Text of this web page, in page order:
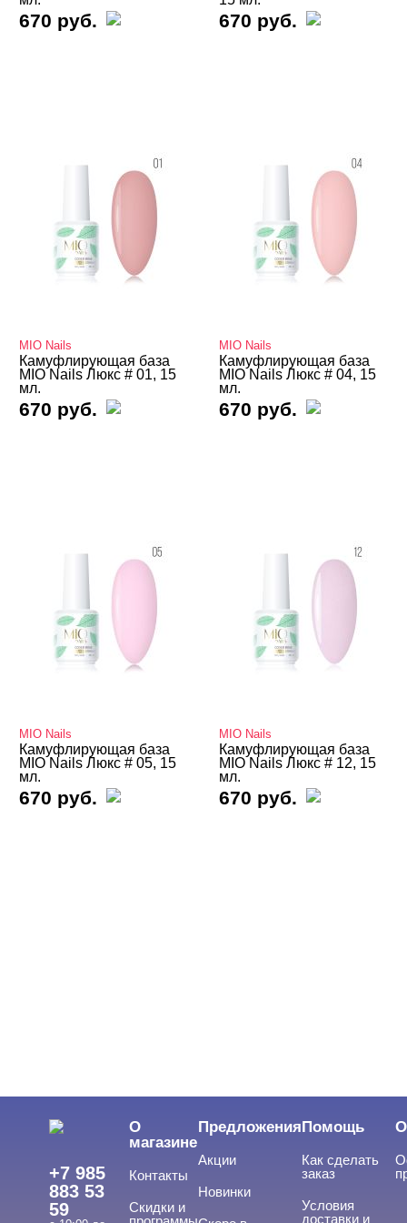
670 руб. 670 руб.
MIO Nails
Камуфлирующая база
MIO Nails Люкс # 01, 15
мл.
670 руб.
MIO Nails
Камуфлирующая база
MIO Nails Люкс # 04, 15
мл.
670 руб.
MIO Nails
Камуфлирующая база
MIO Nails Люкс # 05, 15
мл.
670 руб.
MIO Nails
Камуфлирующая база
MIO Nails Люкс # 12, 15
мл.
670 руб.
+7 985
883 53
59
О
магазине
Контакты
Скидки и
Предложения
Акции
Новинки
Помощь
Как сделать
заказ
Условия
доставки и